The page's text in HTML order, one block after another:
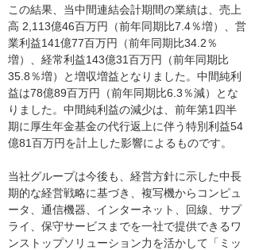
この結果、当中間連結会計期間の業績は、売上
高 2,113億46百万円（前年同期比7.4％増）、営
業利益141億77百万円（前年同期比34.2％
増）、経常利益143億31百万円（前年同期比
35.8％増）と増収増益となりました。中間純利
益は78億89百万円（前年同期比6.3％減）とな
りました。中間純利益の減少は、前年第1四半
期に厚生年金基金の代行返上に伴う特別利益54
億81百万円を計上した影響によるものです。
当社グループは今後も、経営方針に示した中長
期的な経営戦略に基づき、複写機からコンピュ
ータ、通信機器、インターネット、回線、サプ
ライ、保守サービスまでを一社で提供できるワ
ンストップソリューション力を活かして「ミッ